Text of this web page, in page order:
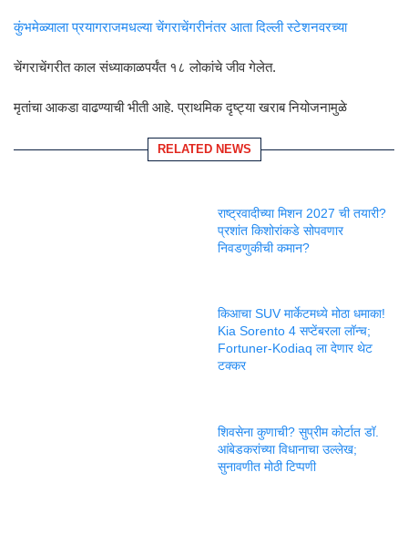
कुंभमेळ्याला प्रयागराजमधल्या चेंगराचेंगरीनंतर आता दिल्ली स्टेशनवरच्या
चेंगराचेंगरीत काल संध्याकाळपर्यंत १८ लोकांचे जीव गेलेत.
मृतांचा आकडा वाढण्याची भीती आहे. प्राथमिक दृष्ट्या खराब नियोजनामुळे
RELATED NEWS
राष्ट्रवादीच्या मिशन 2027 ची तयारी?
प्रशांत किशोरांकडे सोपवणार
निवडणुकीची कमान?
किआचा SUV मार्केटमध्ये मोठा धमाका!
Kia Sorento 4 सप्टेंबरला लॉन्च;
Fortuner-Kodiaq ला देणार थेट
टक्कर
शिवसेना कुणाची? सुप्रीम कोर्टात डॉ.
आंबेडकरांच्या विधानाचा उल्लेख;
सुनावणीत मोठी टिप्पणी